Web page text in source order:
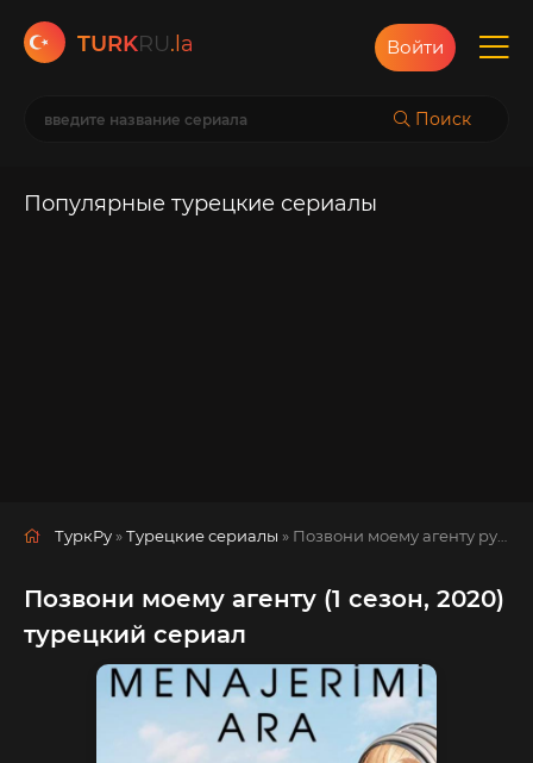
TURKRU.la
Поиск
Войти
Популярные турецкие сериалы
ТуркРу »Турецкие сериалы » Позвони моему агенту русская озвучка смотреть полностью онлайн!
Позвони моему агенту (1 сезон, 2020)
турецкий сериал